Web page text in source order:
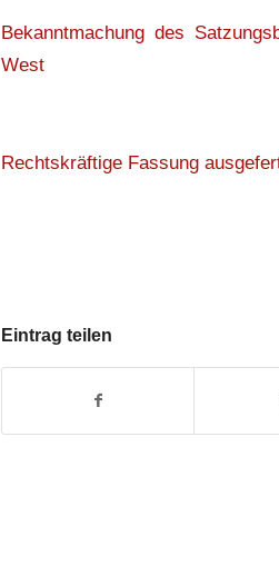
Bekanntmachung des
West
Rechtskräftige Fassung
Eintrag teilen